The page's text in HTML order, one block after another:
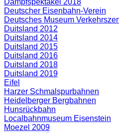
Dampfspektakel 2018
Deutscher Eisenbahn-Verein
Deutsches Museum
Duitsland 2012
Duitsland 2014
Duitsland 2015
Duitsland 2016
Duitsland 2018
Duitsland 2019
Eifel
Harzer Schmalspurbahnen
Heidelberger Bergbahnen
Hunsrückbahn
Localbahnmuseum Eisenstein
Moezel 2009